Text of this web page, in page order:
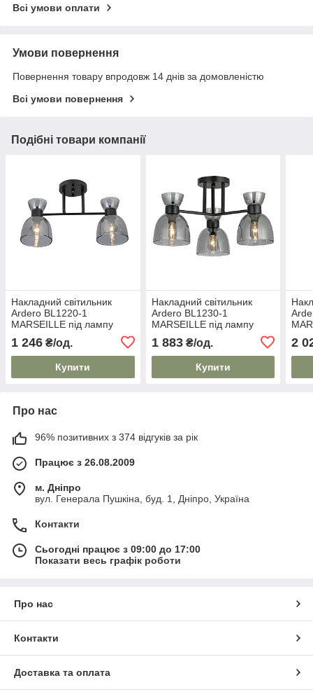
Всі умови оплати
Умови повернення
Повернення товару впродовж 14 днів за домовленістю
Всі умови повернення
Подібні товари компанії
Накладний світильник
Ardero BL1220-1
MARSEILLE під лампу
1 246 ₴/од.
Купити
Накладний світильник
Ardero BL1230-1
MARSEILLE під лампу
1 883₴/од.
Купити
2
Про нас
96% позитивних з 374 відгуків за рік
Працює з 26.08.2009
м. Дніпро
вул. Генерала Пушкіна, буд. 1, Дніпро, Україна
Контакти
Сьогодні працює з 09:00 до 17:00
Показати весь графік роботи
Про нас
Контакти
Доставка та оплата